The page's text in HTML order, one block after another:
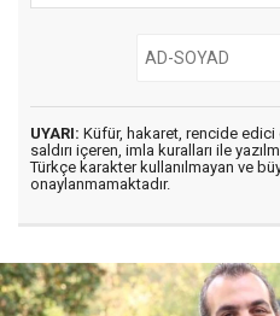
UYARI: Küfür, hakaret, rencide edici
saldırı içeren, imla kuralları ile
Türkçe karakter kullanılmayan ve
onaylanmamaktadır.